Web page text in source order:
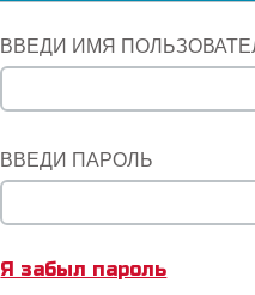
ВВЕДИ ИМЯ
ВВЕДИ ПАРОЛЬ
Я забыл пароль